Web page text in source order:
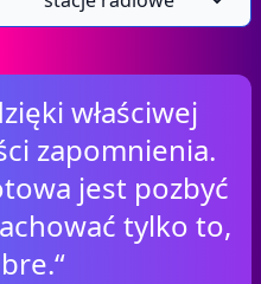
właściwej
zapomnienia.
jest pozbyć
tylko to,